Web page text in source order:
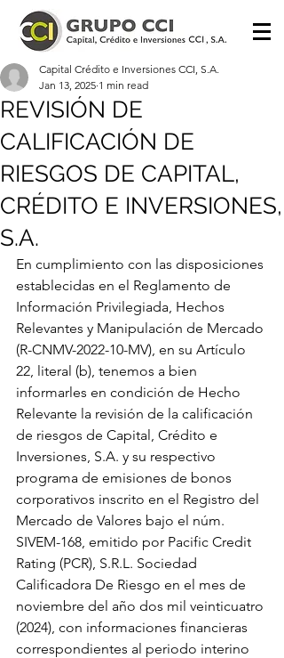
REVISIÓN DE
CALIFICACIÓN DE
RIESGOS DE CAPITAL,
CRÉDITO E INVERSIONES,
S.A.
Capital Crédito e Inversiones CCI, S.A.
Jan 13, 2025 1 min read
En cumplimiento con las disposiciones
establecidas en el Reglamento de
Información Privilegiada, Hechos
Relevantes y Manipulación de Mercado
(R-CNMV-2022-10-MV), en su Artículo
22, literal (b), tenemos a bien
informarles en condición de Hecho
Relevante la revisión de la calificación
de riesgos de Capital, Crédito e
Inversiones, S.A. y su respectivo
programa de emisiones de bonos
corporativos inscrito en el Registro del
Mercado de Valores bajo el núm.
SIVEM-168, emitido por Pacific Credit
Rating (PCR), S.R.L. Sociedad
Calificadora De Riesgo en el mes de
noviembre del año dos mil veinticuatro
(2024), con informaciones financieras
correspondientes al periodo interino